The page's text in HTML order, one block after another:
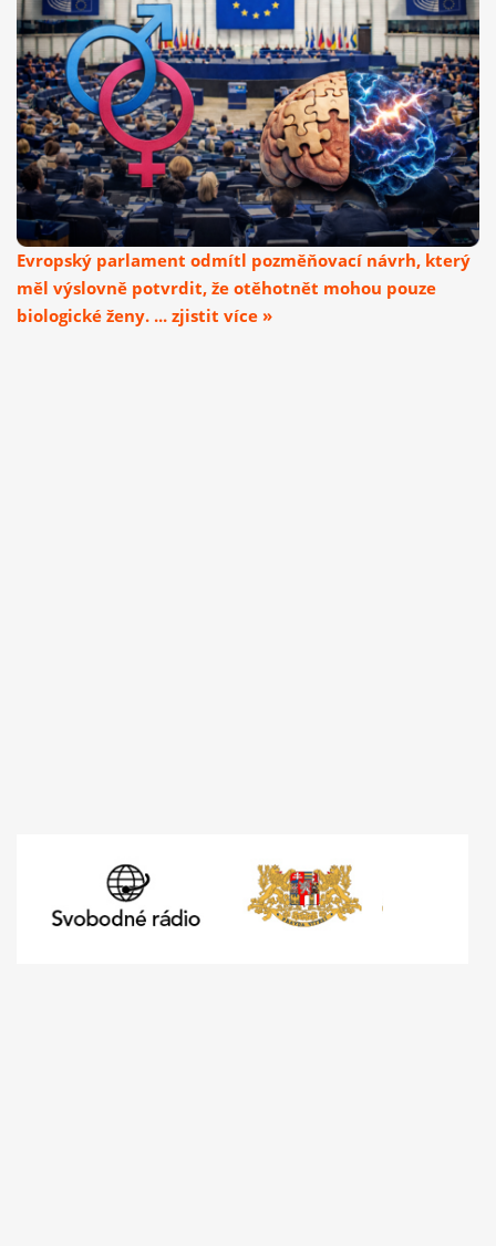
Evropský parlament odmítl pozměňovací návrh, který
měl výslovně potvrdit, že otěhotnět mohou pouze
biologické ženy. ... zjistit více »